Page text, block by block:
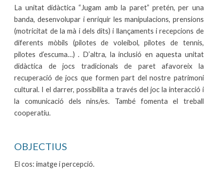
La unitat didàctica “Jugam amb la paret” pretén, per una
banda, desenvolupar i enriquir les manipulacions, prensions
(motricitat de la mà i dels dits) i llançaments i recepcions de
diferents mòbils (pilotes de voleibol, pilotes de tennis,
pilotes d’escuma…) . D’altra, la inclusió en aquesta unitat
didàctica de jocs tradicionals de paret afavoreix la
recuperació de jocs que formen part del nostre patrimoni
cultural. I el darrer, possibilita a través del joc la interacció i
la comunicació dels nins/es. També fomenta el treball
cooperatiu.
OBJECTIUS
El cos: imatge i percepció.